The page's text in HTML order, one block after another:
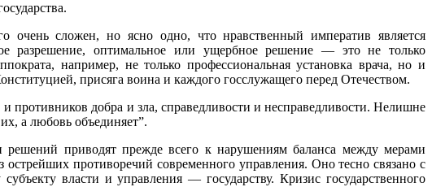
очень сложен, но ясно одно, что нравственный императив является
разрешение, оптимальное или ущербное решение — это не только
например, не только профессиональная установка врача, но и
присяга воина и каждого госслужащего перед Отечеством.
добра и зла, справедливости и несправедливости. Нелишне
а любовь объединяет”.
решений приводят прежде всего к нарушениям баланса между мерами
противоречий современного управления. Оно тесно связано с
власти и управления — государству. Кризис государственного